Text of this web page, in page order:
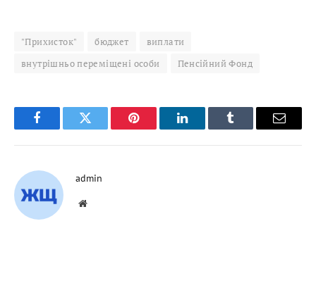
"Прихисток" бюджет
виплати
внутрішньо переміщені особи
Пенсійний Фонд
FacebookTwitter Pinterest LinkedInTumblr Email
admin
Website